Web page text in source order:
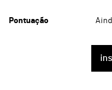
Pontuação